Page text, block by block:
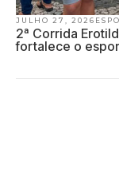
JULHO 27, 2026
2ª Corrida
fortalece o